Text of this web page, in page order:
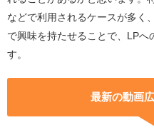
などで利用されるケースが多く
で興味を持たせることで、LP
す。
最新の動画